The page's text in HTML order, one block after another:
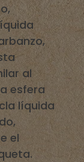
al
esfera
líquida
el